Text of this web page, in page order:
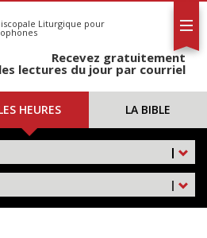
Liturgique pour
Recevez gratuitement
les lectures du jour par courriel
HEURES LA BIBLE
|
|